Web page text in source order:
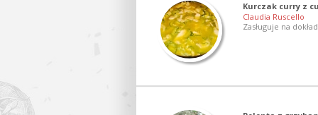
Kurczak curry z
Claudia Ruscello
Zasługuje na